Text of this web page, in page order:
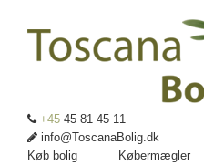
+45 45 81 45 11
info@ToscanaBolig.dk
Køb bolig
Købermægler